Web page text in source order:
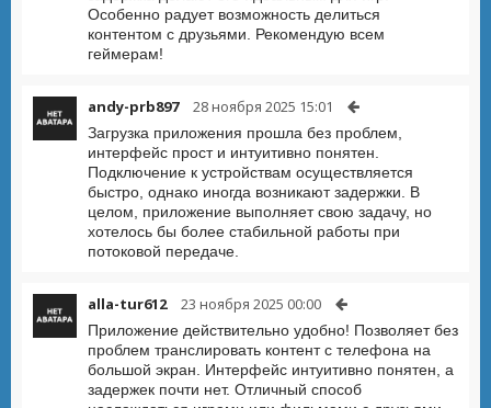
Особенно радует возможность делиться
контентом с друзьями. Рекомендую всем
геймерам!
andy-prb897 28 ноября 2025 15:01
Загрузка приложения прошла без проблем,
интерфейс прост и интуитивно понятен.
Подключение к устройствам осуществляется
быстро, однако иногда возникают задержки. В
целом, приложение выполняет свою задачу, но
хотелось бы более стабильной работы при
потоковой передаче.
alla-tur612 23 ноября 2025 00:00
Приложение действительно удобно! Позволяет без
проблем транслировать контент с телефона на
большой экран. Интерфейс интуитивно понятен, а
задержек почти нет. Отличный способ